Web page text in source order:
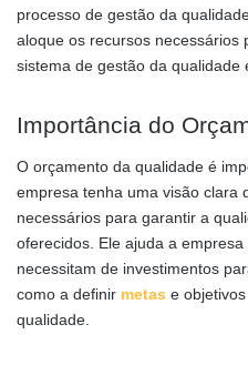
processo de gestão da
aloque os recursos necessários
sistema de gestão da qualidade
Importância do
O orçamento da qualidade é
empresa tenha uma visão clara
necessários para garantir a
oferecidos. Ele ajuda a
necessitam de investimentos
como a definir metas e
qualidade.